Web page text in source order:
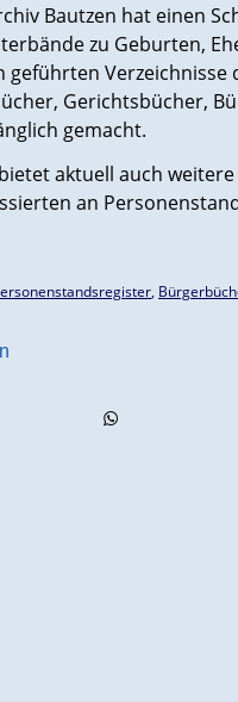
Bautzen hat einen
zu Geburten,
geführten
Gerichtsbücher,
gemacht.
aktuell auch weitere
an
10-1814 in